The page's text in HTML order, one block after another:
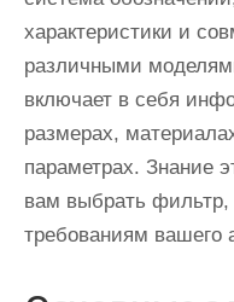
характеристики и
различными
включает в себя
размерах,
параметрах. Знание
вам выбрать фильтр,
требованиям вашего